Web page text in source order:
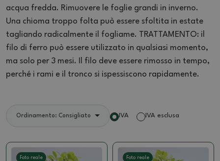
acqua fredda. Rimuovere le foglie grandi in inverno.
Una chioma troppo folta può essere sfoltita in estate
tagliando radicalmente il fogliame. TRATTAMENTO: il
filo di ferro può essere utilizzato in qualsiasi momento,
ma solo per 3 mesi. Il filo deve essere rimosso in tempo,
perché i rami e il tronco si ispessiscono rapidamente.
Ordinamento: Consigliato IVA IVA esclusa
Foto reale Foto reale